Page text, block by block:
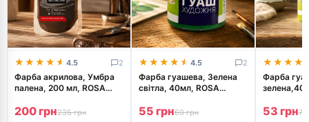
★★★★★
★★★★★ 4.5 2
Фарба акрилова, Умбра
палена, 200 мл, ROSA
200 грн235 грн
★★★★★
★★★★★ 4.5 2
Фарба гуашева, Зелена
світла, 40мл, ROSA
55 грн60 грн
Фарба
53 грн70